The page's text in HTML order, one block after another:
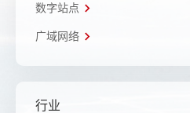
数字站点
广域网络
行业